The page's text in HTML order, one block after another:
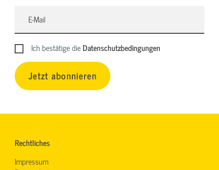
Ich bestätige dieDatenschutzbedingungen
Jetzt abonnieren
Rechtliches
Impressum